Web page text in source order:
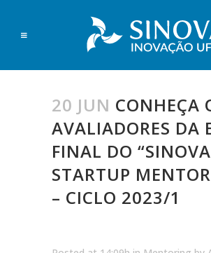
20 JUN CONHEÇA
AVALIADORES DA
FINAL DO
STARTUP
– CICLO 2023/1